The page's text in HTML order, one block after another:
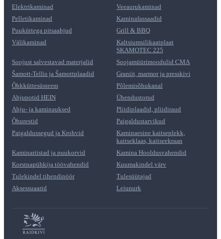
Elektrikaminad
Veeaurukaminad
Pelletikaminad
Kaminafassaadid
Puuküttega pitsaahjud
Grill & BBQ
Välikaminad
Kaltsiumsilikaatplaat
SKAMOTEC 225
Soojust salvestavad materjalid
Soojamüürimoodulid CMA
Šamott-Tellis ja Šamottplaadid
Graniit, marmor ja presskivi
Õhkküttesüsteem
Põlemisõhukanal
Ahjupotid HEIN
Ühendustorud
Ahju- ja kaminauksed
Pliidiplaadid, pliidiraud
Õhurestid
Paigaldustarvikud
Paigaldussegud ja Krohvid
Kaminaesine kaitseplekk,
kaitseklaas, kaitseekraan
Kaminariistad ja puukorvid
Kamina Hooldusvahendid
Korstnapühkija töövahendid
Kuumakindel värv
Tulekindel tihendinöör
Tulesüütajad
Aksessuaarid
Leiunurk